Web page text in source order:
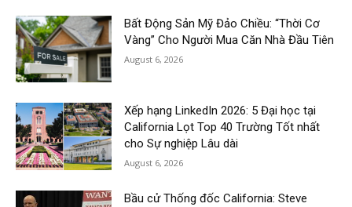
Bất Động Sản Mỹ Đảo Chiều: “Thời Cơ
Vàng” Cho Người Mua Căn Nhà Đầu Tiên
August 6, 2026
Xếp hạng LinkedIn 2026: 5 Đại học tại
California Lọt Top 40 Trường Tốt nhất
cho Sự nghiệp Lâu dài
August 6, 2026
Bầu cử Thống đốc California: Steve